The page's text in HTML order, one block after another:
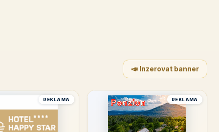
📣 Inzerovat banner
REKLAMA REKLAMA